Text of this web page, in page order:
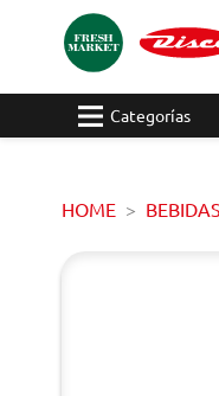
Categorías
HOME BEBIDAS